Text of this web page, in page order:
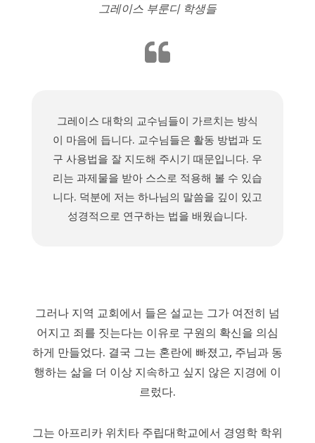
그레이스 부룬디 학생들
그레이스 대학의 교수님들이 가르치는 방식
이 마음에 듭니다. 교수님들은 활동 방법과 도
구 사용법을 잘 지도해 주시기 때문입니다. 우
리는 과제물을 받아 스스로 적용해 볼 수 있습
니다. 덕분에 저는 하나님의 말씀을 깊이 있고
성경적으로 연구하는 법을 배웠습니다.
그러나 지역 교회에서 들은 설교는 그가 여전히 넘
어지고 죄를 짓는다는 이유로 구원의 확신을 의심
하게 만들었다. 결국 그는 혼란에 빠졌고, 주님과 동
행하는 삶을 더 이상 지속하고 싶지 않은 지경에 이
르렀다.
그는 아프리카 위치타 주립대학교에서 경영학 학위